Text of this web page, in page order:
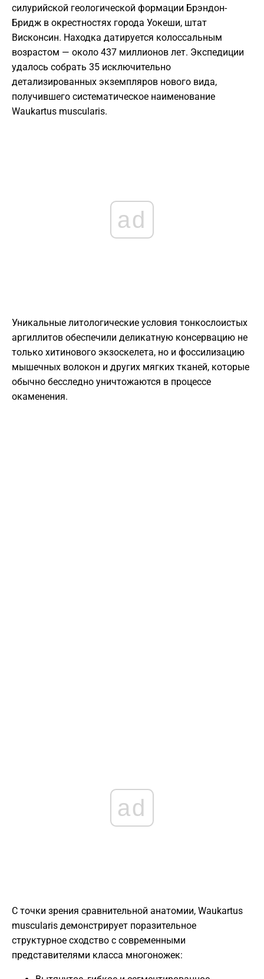
силурийской геологической формации Брэндон-
Бридж в окрестностях города Уокеши, штат
Висконсин. Находка датируется колоссальным
возрастом — около 437 миллионов лет. Экспедиции
удалось собрать 35 исключительно
детализированных экземпляров нового вида,
получившего систематическое наименование
Waukartus muscularis.
ad
Уникальные литологические условия тонкослоистых
аргиллитов обеспечили деликатную консервацию не
только хитинового экзоскелета, но и фоссилизацию
мышечных волокон и других мягких тканей, которые
обычно бесследно уничтожаются в процессе
окаменения.
ad
С точки зрения сравнительной анатомии, Waukartus
muscularis демонстрирует поразительное
структурное сходство с современными
представителями класса многоножек: